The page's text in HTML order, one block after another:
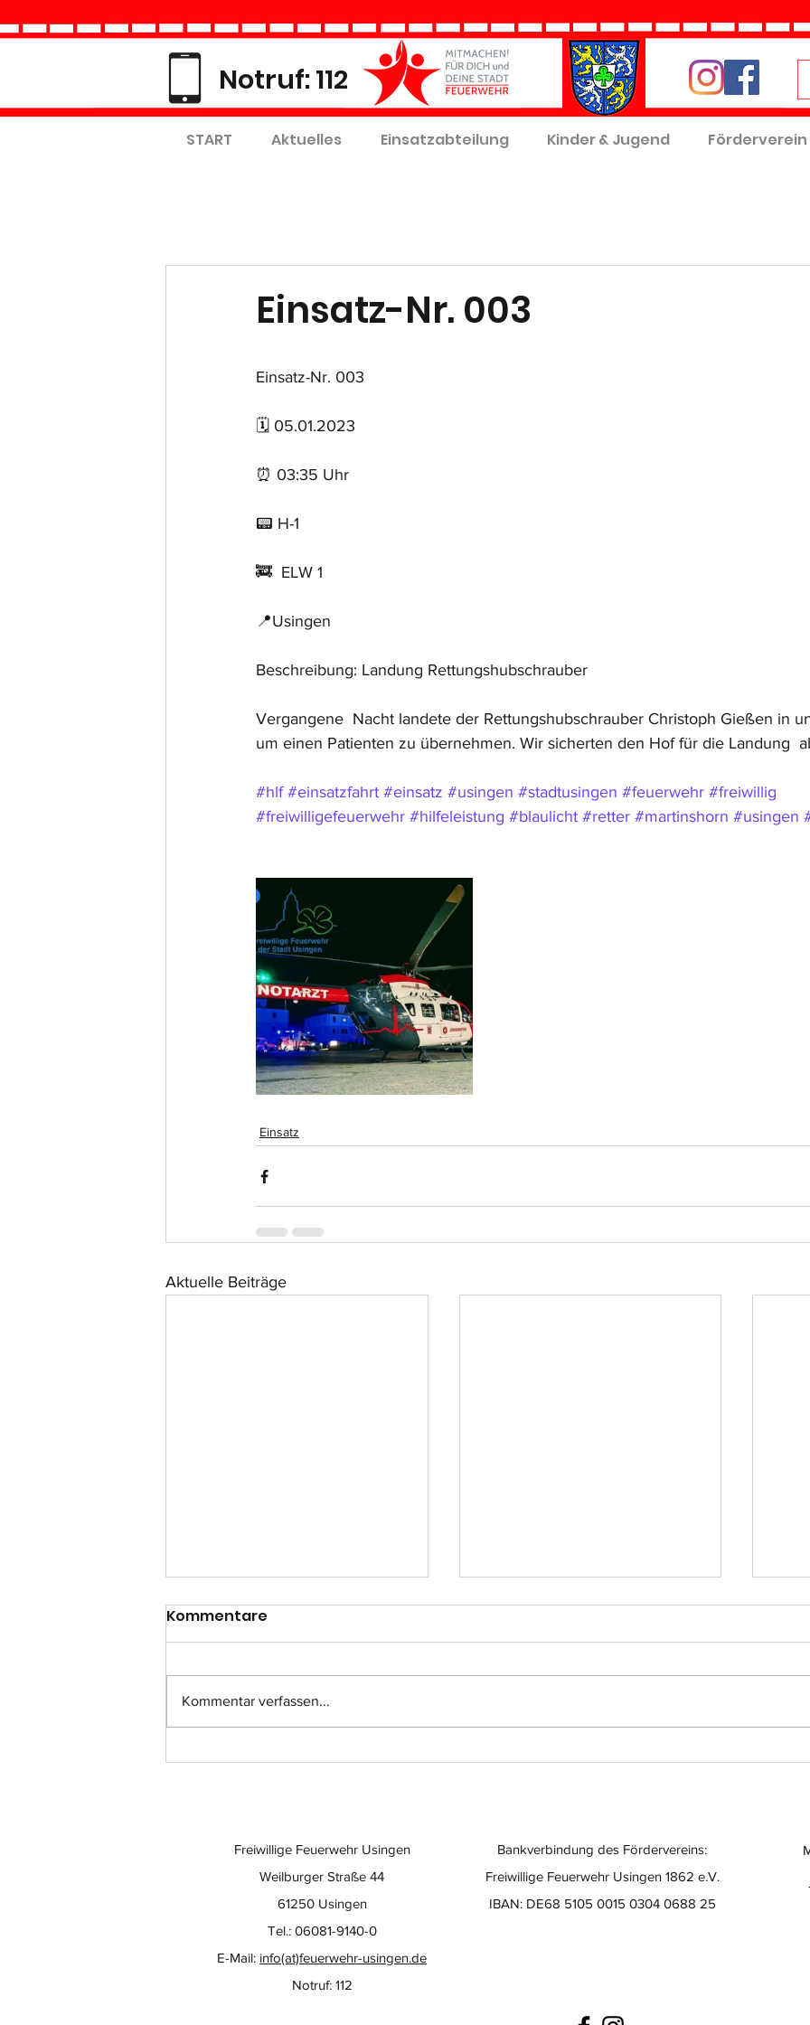
Notruf: 112
START Aktuelles Einsatzabteilung Kinder & Jugend Förderverein
Einsatz-Nr. 003
Einsatz-Nr. 003
🗓 05.01.2023
⏰ 03:35 Uhr
📟 H-1
🚒  ELW 1
📍Usingen
Beschreibung: Landung Rettungshubschrauber
Vergangene  Nacht landete der Rettungshubschrauber Christoph Gießen in
um einen Patienten zu übernehmen. Wir sicherten den Hof für die Landung
#hlf #einsatzfahrt #einsatz #usingen #stadtusingen #feuerwehr #freiwillig
#freiwilligefeuerwehr #hilfeleistung #blaulicht #retter #martinshorn #usingen
Einsatz
Aktuelle Beiträge
Einsatz-Nr.: 057
Kommentare
Kommentar verfassen...
Bankverbindung des Fördervereins:
Freiwillige Feuerwehr Usingen 1862 e.V.
IBAN: DE68 5105 0015 0304 0688 25
Freiwillige Feuerwehr Usingen
Weilburger Straße 44
61250 Usingen
Tel.: 06081-9140-0
E-Mail: info(at)feuerwehr-usingen.de
Notruf: 112